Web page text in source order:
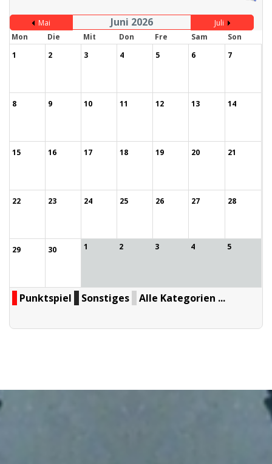
Mai Juni 2026
Juli
Mon
Die Mit Don Fre Sam
Son
1
2 3 4 5 6 7
8 9 10 11 12 13 14
15 16 17 18 19 20 21
22 23 24 25 26 27 28
29 30 1 2 3 4 5
Punktspiel Sonstiges Alle Kategorien ...